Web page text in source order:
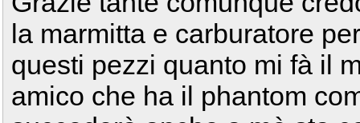
la marmitta e carburatore
questi pezzi quanto mi fà il
amico che ha il phantom